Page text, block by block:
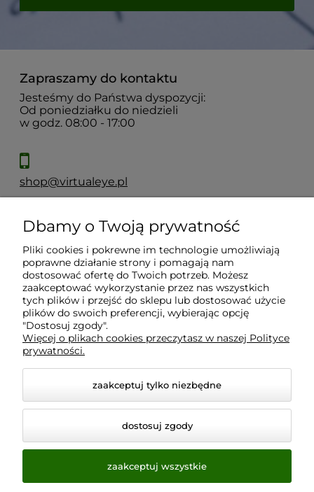
Zapraszamy do kontaktu
Jesteśmy do Państwa dyspozycji:
Od poniedziałku do niedzieli
w godz. 08:00 - 17:00
shop@virtualeye.pl
Moje konto
Płatności i dostawa
Informacje
O nas
Dbamy o Twoją prywatność
Pliki cookies i pokrewne im technologie umożliwiają
poprawne działanie strony i pomagają nam
dostosować ofertę do Twoich potrzeb. Możesz
zaakceptować wykorzystanie przez nas wszystkich
tych plików i przejść do sklepu lub dostosować użycie
plików do swoich preferencji, wybierając opcję
"Dostosuj zgody".
Więcej o plikach cookies przeczytasz w naszej Polityce
prywatności.
zaakceptuj tylko niezbędne
dostosuj zgody
zaakceptuj wszystkie